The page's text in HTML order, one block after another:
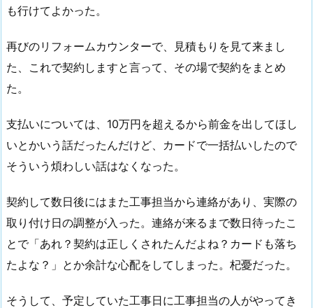
も行けてよかった。
再びのリフォームカウンターで、見積もりを見て来まし
た、これで契約しますと言って、その場で契約をまとめ
た。
支払いについては、10万円を超えるから前金を出してほし
いとかいう話だったんだけど、カードで一括払いしたので
そういう煩わしい話はなくなった。
契約して数日後にはまた工事担当から連絡があり、実際の
取り付け日の調整が入った。連絡が来るまで数日待ったこ
とで「あれ？契約は正しくされたんだよね？カードも落ち
たよな？」とか余計な心配をしてしまった。杞憂だった。
そうして、予定していた工事日に工事担当の人がやってき